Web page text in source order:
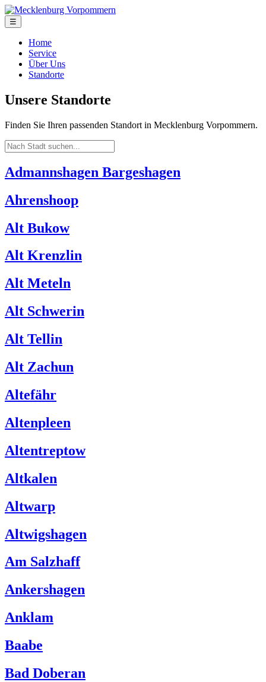
☰
Home
Service
Über Uns
Standorte
Unsere Standorte
Finden Sie Ihren passenden Standort in Mecklenburg Vorpommern.
Admannshagen Bargeshagen
Ahrenshoop
Alt Bukow
Alt Krenzlin
Alt Meteln
Alt Schwerin
Alt Tellin
Alt Zachun
Altefähr
Altenpleen
Altentreptow
Altkalen
Altwarp
Altwigshagen
Am Salzhaff
Ankershagen
Anklam
Baabe
Bad Doberan